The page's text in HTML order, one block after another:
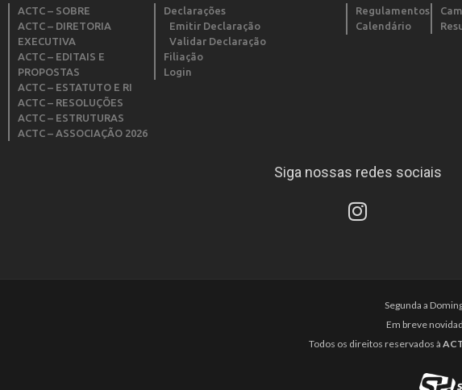
ACTC – SOBRE
ACTC – DIRETORIA
EXECUTIVA
ACTC – EDITAIS E
PROPOSTAS
ACTC – ESTATUTO E RI
ACTC – RESOLUÇÕES
ACTC – ESTRUTURAS
ACTC – ASSOCIAÇÃO 2026
Declarações
Emitir Declaração
Validar Declaração
Filiação
Login
Regulamentos
Calendário
Siga nossas redes sociais
Segunda a
Em breve
Todos os direitos reservados à